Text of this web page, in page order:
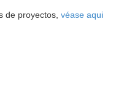
de proyectos, véase aqui